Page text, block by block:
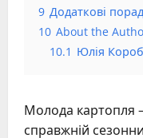
9 Додаткові
10 About the
10.1 Юлія
Молода картопля
справжній